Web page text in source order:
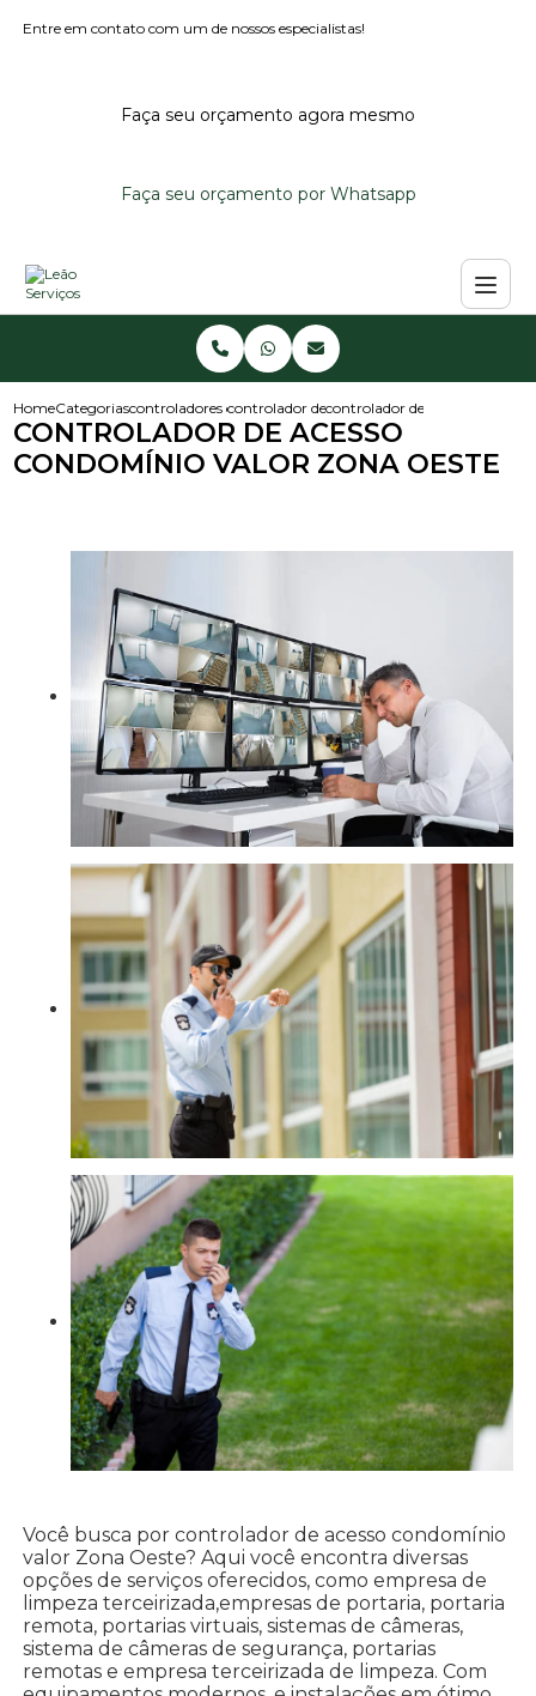
Entre em contato com um de nossos especialistas!
Faça seu orçamento agora mesmo
Faça seu orçamento por Whatsapp
HomeCategoriascontroladores de acessocontrolador de acesso portaria
controlador de acesso
CONTROLADOR DE ACESSO
CONDOMÍNIO VALOR ZONA OESTE
Você busca por controlador de acesso condomínio
valor Zona Oeste? Aqui você encontra diversas
opções de serviços oferecidos, como empresa de
limpeza terceirizada,empresas de portaria, portaria
remota, portarias virtuais, sistemas de câmeras,
sistema de câmeras de segurança, portarias
remotas e empresa terceirizada de limpeza. Com